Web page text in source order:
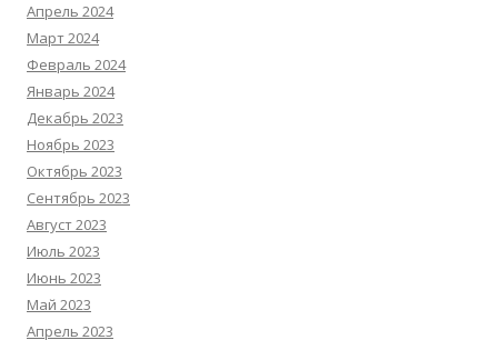
Апрель 2024
Март 2024
Февраль 2024
Январь 2024
Декабрь 2023
Ноябрь 2023
Октябрь 2023
Сентябрь 2023
Август 2023
Июль 2023
Июнь 2023
Май 2023
Апрель 2023